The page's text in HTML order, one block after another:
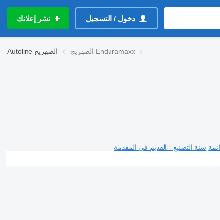
دخول / التسجيل نشر إعلانك
Autoline الصهريج الصهريج Enduramaxx
سنة التصنيع - القديم في المقدمة